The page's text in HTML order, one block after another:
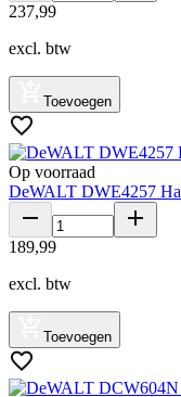
237,99
excl. btw
Toevoegen
Op voorraad
DeWALT DWE4257
189,99
excl. btw
Toevoegen